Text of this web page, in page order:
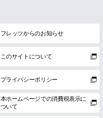
フレッツからのお知らせ
このサイトについて
プライバシーポリシー
本ホームページでの消費税表示に
ついて